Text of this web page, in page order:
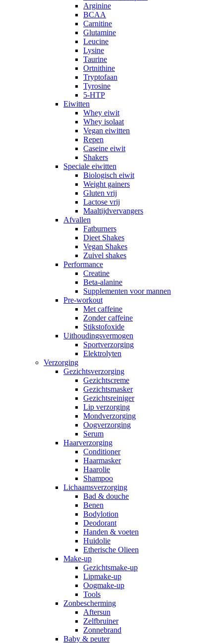
Arginine
BCAA
Carnitine
Glutamine
Leucine
Lysine
Taurine
Ortnithine
Tryptofaan
Tyrosine
5-HTP
Eiwitten
Whey eiwit
Whey isolaat
Vegan eiwitten
Repen
Caseine eiwit
Shakers
Speciale eiwitten
Biologisch eiwit
Weight gainers
Gluten vrij
Lactose vrij
Maaltijdvervangers
Afvallen
Fatburners
Dieet Shakes
Vegan Shakes
Zuivel shakes
Performance
Creatine
Beta-alanine
Supplementen voor mannen
Pre-workout
Met caffeine
Zonder caffeine
Stikstofoxide
Uithoudingsvermogen
Sportverzorging
Elektrolyten
Verzorging
Gezichtsverzorging
Gezichtscreme
Gezichtsmasker
Gezichtsreiniger
Lip verzorging
Mondverzorging
Oogverzorging
Serum
Haarverzorging
Conditioner
Haarmasker
Haarolie
Shampoo
Lichaamsverzorging
Bad & douche
Benen
Bodylotion
Deodorant
Handen & voeten
Huidolie
Etherische Olieen
Make-up
Gezichtsmake-up
Lipmake-up
Oogmake-up
Tools
Zonbescherming
Aftersun
Zelfbruiner
Zonnebrand
Baby & peuter